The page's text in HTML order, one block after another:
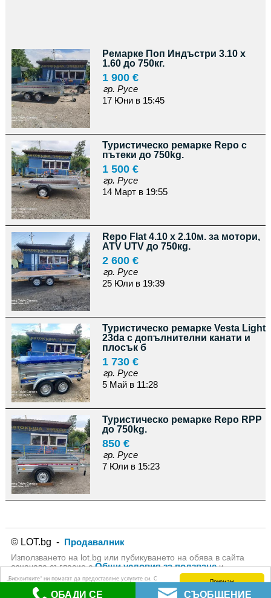
Приемам
„Бисквитките“ ни помагат да предоставяме услугите си. С
използването на услугите ни приемате, че можем да
използваме „бисквитки“.Научете повече (Политика за защита на личните данни)
ОБАДИ СЕ СЪОБЩЕНИЕ
Ремарке Поп Индъстри 3.10 х
1.60 до 750кг.
1 900 €
гр. Русе
17 Юни в 15:45
Туристическо ремарке Repo с
пътеки до 750kg.
1 500 €
гр. Русе
14 Март в 19:55
Repo Flat 4.10 x 2.10м. за мотори,
АТV UTV до 750кg.
2 600 €
гр. Русе
25 Юли в 19:39
Туристическо ремарке Vesta Light
23da с допълнителни канати и
плосък б
1 730 €
гр. Русе
5 Май в 11:28
Туристическо ремарке Repo RPP
до 750kg.
850 €
гр. Русе
7 Юли в 15:23
© LOT.bg - Продавалник
Използването на lot.bg или пубикуването на обява в сайта
означава съгласие сОбщи условия за ползванеи
Политика за личните даннина lot.bg